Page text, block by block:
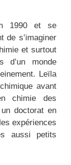
1990 et se
de s’imaginer
et surtout
d’un monde
Leïla
avant
chimie des
doctorat en
expériences
aussi petits